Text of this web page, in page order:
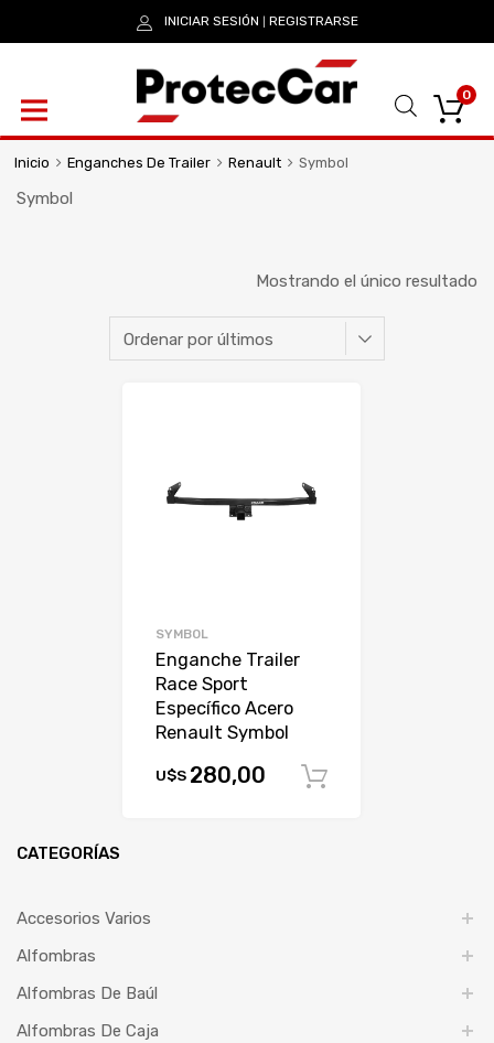
INICIAR SESIÓN REGISTRARSE
0
Inicio Enganches De Trailer Renault Symbol
Symbol
Mostrando el único resultado
SYMBOL
Enganche Trailer
Race Sport
Específico Acero
Renault Symbol
U$S 280,00
CATEGORÍAS
Accesorios Varios
Alfombras
Alfombras De Baúl
Alfombras De Caja